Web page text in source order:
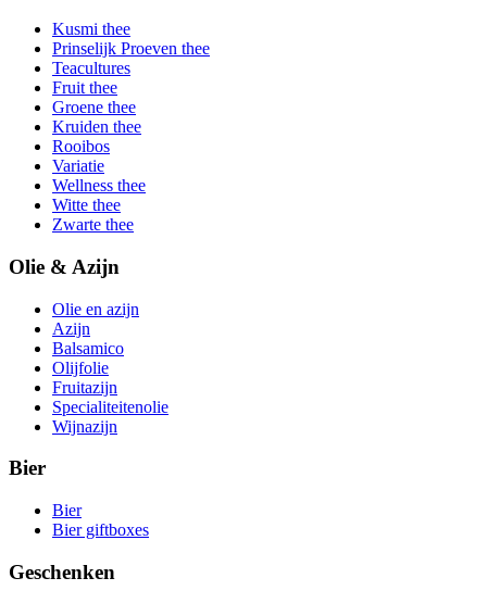
Kusmi thee
Prinselijk Proeven thee
Teacultures
Fruit thee
Groene thee
Kruiden thee
Rooibos
Variatie
Wellness thee
Witte thee
Zwarte thee
Olie & Azijn
Olie en azijn
Azijn
Balsamico
Olijfolie
Fruitazijn
Specialiteitenolie
Wijnazijn
Bier
Bier
Bier giftboxes
Geschenken